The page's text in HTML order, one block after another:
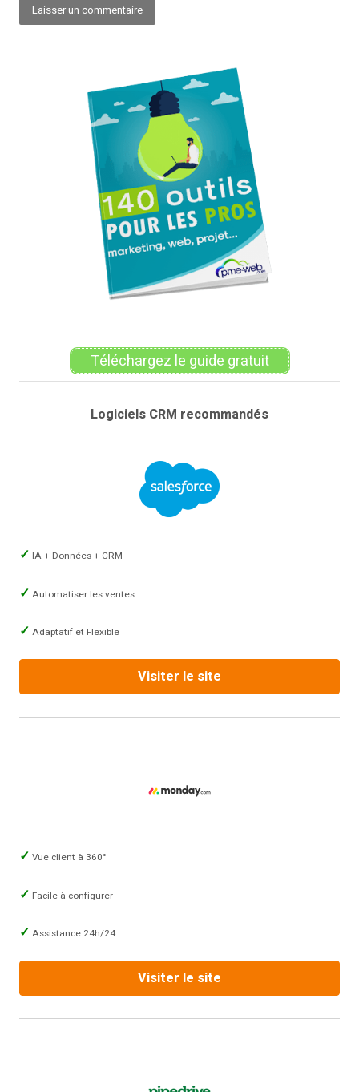
Téléchargez le guide gratuit
Logiciels CRM recommandés
IA + Données + CRM
Automatiser les ventes
Adaptatif et Flexible
Visiter le site
Vue client à 360°
Facile à configurer
Assistance 24h/24
Visiter le site